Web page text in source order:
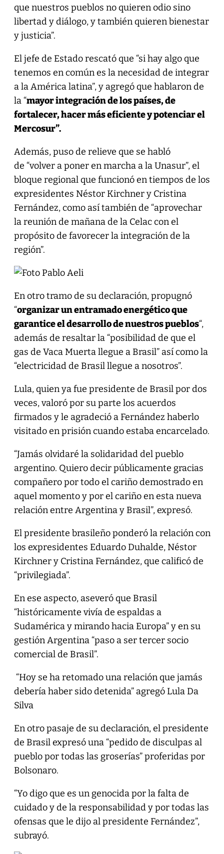
que nuestros pueblos no quieren odio sino
libertad y diálogo, y también quieren bienestar
y justicia”.
El jefe de Estado rescató que “si hay algo que
tenemos en común es la necesidad de integrar
a la América latina”, y agregó que hablaron de
la “mayor integración de los países, de
fortalecer, hacer más eficiente y potenciar el
Mercosur”.
Además, puso de relieve que se habló
de “volver a poner en marcha a la Unasur”, el
bloque regional que funcionó en tiempos de los
expresidentes Néstor Kirchner y Cristina
Fernández, como así también de “aprovechar
la reunión de mañana de la Celac con el
propósito de favorecer la integración de la
región”.
En otro tramo de su declaración, propugnó
“organizar un entramado energético que
garantice el desarrollo de nuestros pueblos“,
además de resaltar la “posibilidad de que el
gas de Vaca Muerta llegue a Brasil” así como la
“electricidad de Brasil llegue a nosotros”.
Lula, quien ya fue presidente de Brasil por dos
veces, valoró por su parte los acuerdos
firmados y le agradeció a Fernández haberlo
visitado en prisión cuando estaba encarcelado.
“Jamás olvidaré la solidaridad del pueblo
argentino. Quiero decir públicamente gracias
compañero por todo el cariño demostrado en
aquel momento y por el cariño en esta nueva
relación entre Argentina y Brasil”, expresó.
El presidente brasileño ponderó la relación con
los expresidentes Eduardo Duhalde, Néstor
Kirchner y Cristina Fernández, que calificó de
“privilegiada”.
En ese aspecto, aseveró que Brasil
“históricamente vivía de espaldas a
Sudamérica y mirando hacia Europa” y en su
gestión Argentina “paso a ser tercer socio
comercial de Brasil”.
“Hoy se ha retomado una relación que jamás
debería haber sido detenida” agregó Lula Da
Silva
En otro pasaje de su declaración, el presidente
de Brasil expresó una “pedido de disculpas al
pueblo por todas las groserías” proferidas por
Bolsonaro.
“Yo digo que es un genocida por la falta de
cuidado y de la responsabilidad y por todas las
ofensas que le dijo al presidente Fernández”,
subrayó.